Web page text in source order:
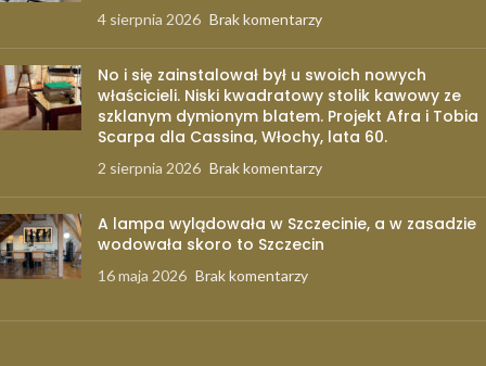
4 sierpnia 2026 Brak komentarzy
No i się zainstalował był u swoich nowych
właścicieli. Niski kwadratowy stolik kawowy ze
szklanym dymionym blatem. Projekt Afra i Tobia
Scarpa dla Cassina, Włochy, lata 60.
2 sierpnia 2026 Brak komentarzy
A lampa wylądowała w Szczecinie, a w zasadzie
wodowała skoro to Szczecin
16 maja 2026 Brak komentarzy